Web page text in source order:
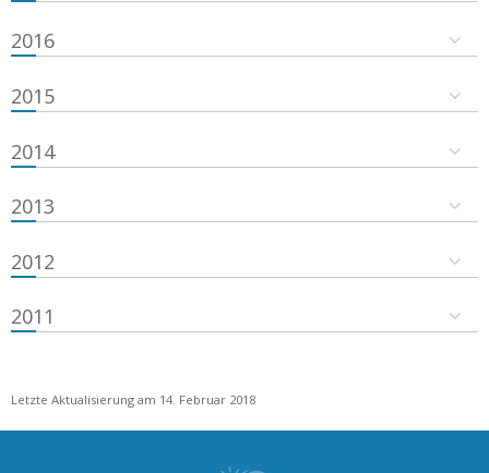
2016
2015
2014
2013
2012
2011
Letzte Aktualisierung am 14. Februar 2018